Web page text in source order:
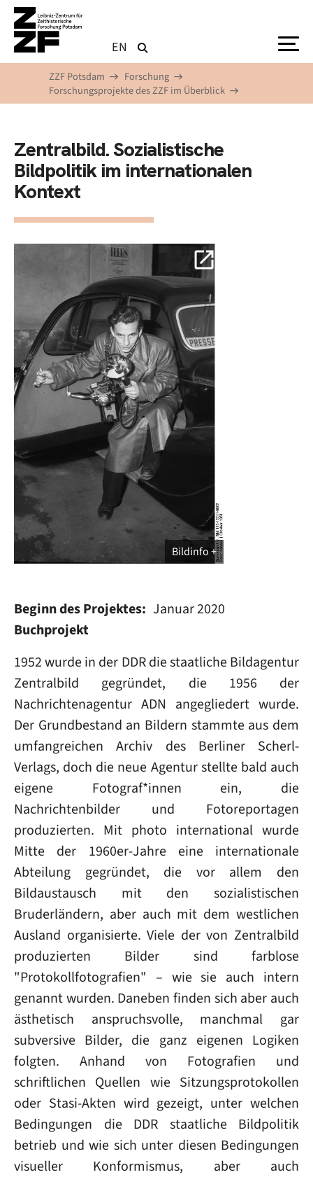
Direkt zum Inhalt
EN
ZZF Potsdam
Forschung
Forschungsprojekte des ZZF im Überblick
Zentralbild. Sozialistische
Bildpolitik im internationalen
Kontext
Bildinfo
Beginn des Projektes Januar 2020
Buchprojekt
1952 wurde in der DDR die staatliche Bildagentur
Zentralbild gegründet, die 1956 der
Nachrichtenagentur ADN angegliedert wurde.
Der Grundbestand an Bildern stammte aus dem
umfangreichen Archiv des Berliner Scherl-
Verlags, doch die neue Agentur stellte bald auch
eigene Fotograf*innen ein, die
Nachrichtenbilder und Fotoreportagen
produzierten. Mit photo international wurde
Mitte der 1960er-Jahre eine internationale
Abteilung gegründet, die vor allem den
Bildaustausch mit den sozialistischen
Bruderländern, aber auch mit dem westlichen
Ausland organisierte. Viele der von Zentralbild
produzierten Bilder sind farblose
"Protokollfotografien" – wie sie auch intern
genannt wurden. Daneben finden sich aber auch
ästhetisch anspruchsvolle, manchmal gar
subversive Bilder, die ganz eigenen Logiken
folgten. Anhand von Fotografien und
schriftlichen Quellen wie Sitzungsprotokollen
oder Stasi-Akten wird gezeigt, unter welchen
Bedingungen die DDR staatliche Bildpolitik
betrieb und wie sich unter diesen Bedingungen
visueller Konformismus, aber auch